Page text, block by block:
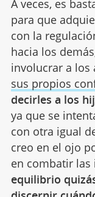
A veces, es
para que
con la
hacia los
involucrar a los
sus propios
decirles a los
ya que se
con otra igual
creo en el ojo
en combatir las
equilibrio